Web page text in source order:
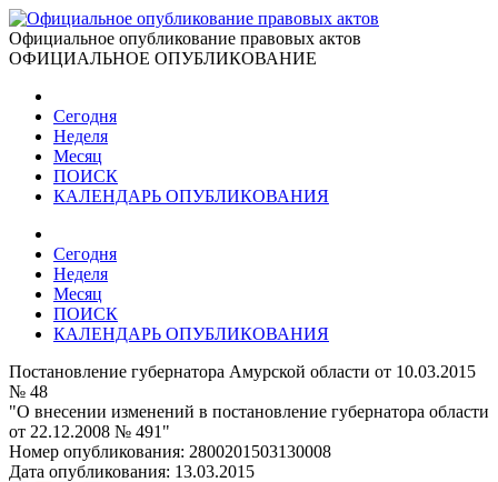
Официальное опубликование правовых актов
ОФИЦИАЛЬНОЕ ОПУБЛИКОВАНИЕ
Сегодня
Неделя
Месяц
ПОИСК
КАЛЕНДАРЬ ОПУБЛИКОВАНИЯ
Сегодня
Неделя
Месяц
ПОИСК
КАЛЕНДАРЬ ОПУБЛИКОВАНИЯ
Постановление губернатора Амурской области от 10.03.2015
№ 48
"О внесении изменений в постановление губернатора области
от 22.12.2008 № 491"
Номер опубликования: 2800201503130008
Дата опубликования: 13.03.2015